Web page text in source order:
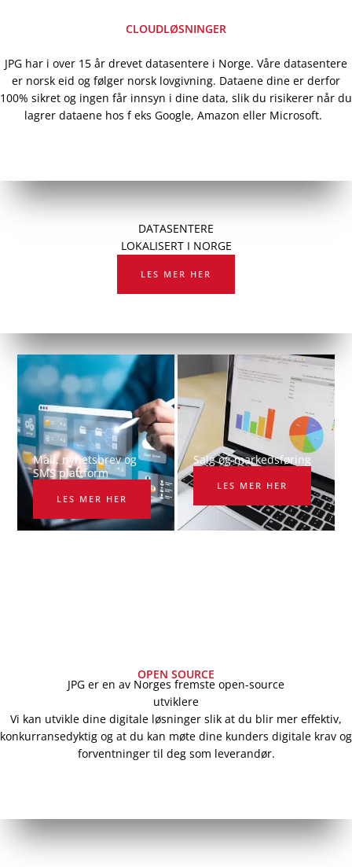
CLOUDLØSNINGER
JPG har i over 15 år drevet datasentere i Norge. Våre datasentere
er norsk eid og følger norsk lovgivning. Dataene dine er derfor
100% sikret og ingen får innsyn i dine data, slik du risikerer når du
lagrer dataene hos f eks Google, Amazon eller Microsoft.
DATASENTERE
LOKALISERT I NORGE
LES MER HER
Mail, nyhetsbrev og
SMS plattform​
LES MER HER
Salg og markedsføring
LES MER HER
OPEN SOURCE
JPG er en av Norges fremste open-source
utviklere
Vi kan utvikle dine digitale løsninger slik at du blir mer effektiv,
konkurransedyktig og at du kan møte dine kunders digitale krav og
forventninger til deg som leverandør.